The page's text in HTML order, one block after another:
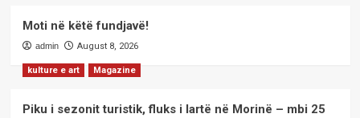
Moti në këtë fundjavë!
admin August 8, 2026
kulture e art Magazine
Piku i sezonit turistik, fluks i lartë në Morinë – mbi 25